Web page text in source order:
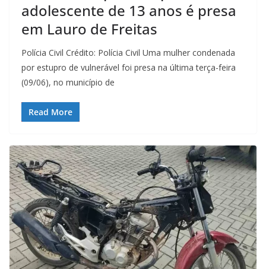
adolescente de 13 anos é presa
em Lauro de Freitas
Polícia Civil Crédito: Polícia Civil Uma mulher condenada
por estupro de vulnerável foi presa na última terça-feira
(09/06), no município de
Read More